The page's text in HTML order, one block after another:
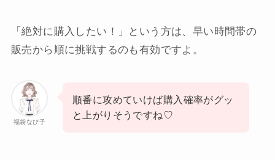
「絶対に購入したい！」という方は、早い時間帯の
販売から順に挑戦するのも有効ですよ。
福袋なび子
順番に攻めていけば購入確率がグッ
と上がりそうですね♡